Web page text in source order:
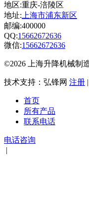
地区:重庆-涪陵区
地址: 上海市浦东新区
邮编:400000
QQ:15662672636
微信:15662672636
©2026 上海升降机械制
技术支持：弘锋网 注册 |
首页
所有产品
联系电话
电话咨询
|